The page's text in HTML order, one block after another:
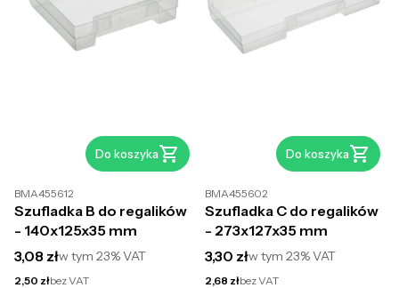
Do koszyka
BMA455612
Szufladka B do regalików
- 140x125x35 mm
Cena brutto
3,08 złw tym 23%VAT
Cena netto
2,50 złbez VAT
Do koszyka
BMA455602
Szufladka C do regalików
- 273x127x35 mm
Cena brutto
3,30 złw tym23%VAT
Cena netto
2,68 złbez VAT